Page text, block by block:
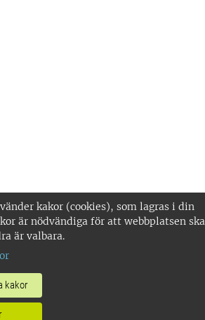
kakor (cookies), som lagras i din
är nödvändiga för att webbplatsen ska
är valbara.
kakor